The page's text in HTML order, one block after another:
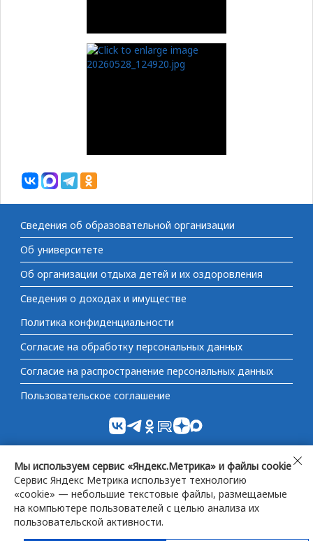
Сведения об образовательной организации
Об университете
Об организации отдыха детей и их оздоровления
Сведения о доходах и имуществе
Политика конфиденциальности
Согласие на обработку персональных данных
Согласие на распространение персональных данных
Пользовательское соглашение
Российской Федерации
Федеральная служба по надзору в сфере образования
и науки
Мы используем сервис «Яндекс.Метрика» и файлы cookie
Сервис Яндекс Метрика использует технологию
«cookie» — небольшие текстовые файлы, размещаемые
на компьютере пользователей с целью анализа их
пользовательской активности.
Не